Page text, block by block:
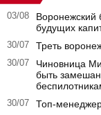
03/08
Воронежский
будущих
30/07 Треть
30/07
Чиновница
быть
30/07 Топ-